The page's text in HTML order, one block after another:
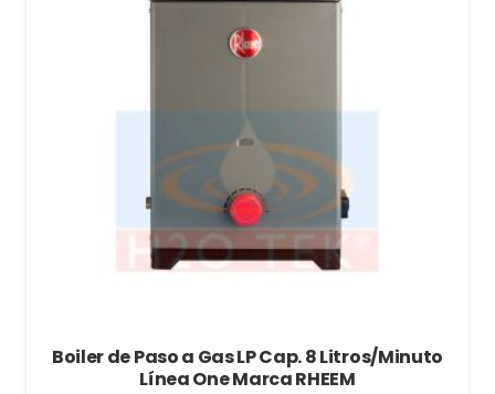
Boiler de Paso a Gas LP Cap. 8 Litros/Minuto
Línea One Marca RHEEM